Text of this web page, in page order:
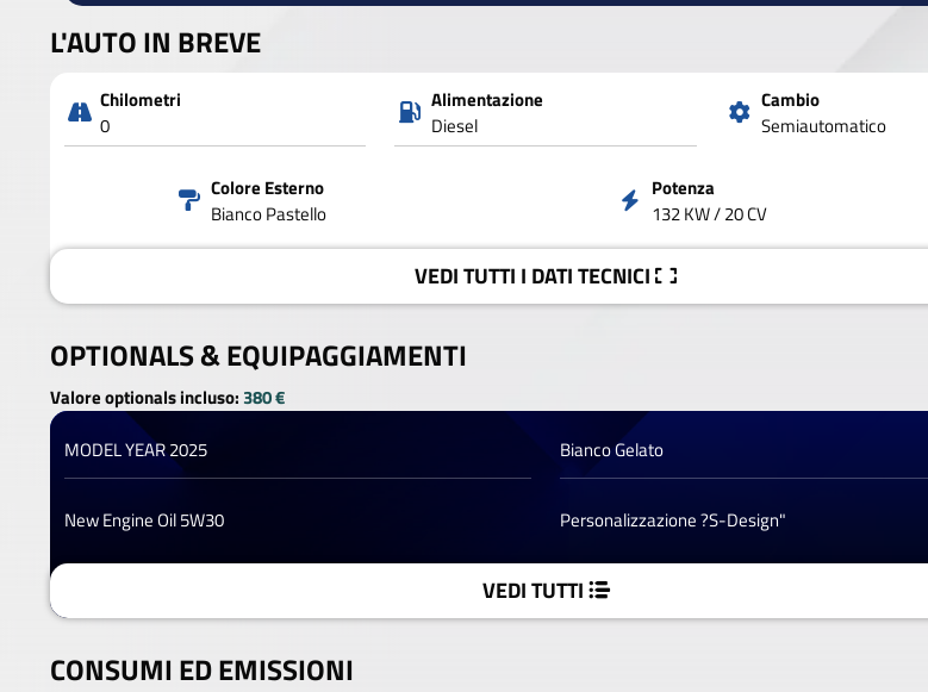
L'AUTO IN BREVE
Chilometri
0
Alimentazione
Diesel
Cambio
Semiautomatico
Colore Esterno
Bianco Pastello
Potenza
132 KW / 20 CV
VEDITUTTI I DATITECNICI
OPTIONALS &EQUIPAGGIAMENTI
Valore optionals incluso: 380 €
MODEL YEAR 2025
Bianco Gelato
New Engine Oil 5W30 Personalizzazione ?S-Design"
VEDI TUTTI
CONSUMI ED EMISSIONI